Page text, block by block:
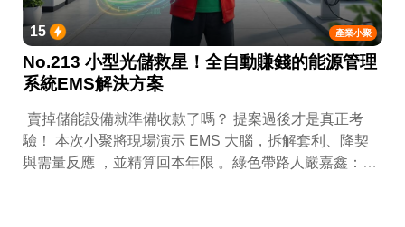
產業小聚
15
No.213 小型光儲救星！全自動賺錢的能源管理
系統EMS解決方案
賣掉儲能設備就準備收款了嗎？ 提案過後才是真正考
驗！ 本次小聚將現場演示 EMS 大腦，拆解套利、降契
與需量反應 ，並精算回本年限 。綠色帶路人嚴嘉鑫：